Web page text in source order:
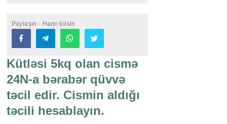
Paylaşın - Hamı bilsin
Kütləsi 5kq olan cismə
24N-a bərabər qüvvə
təcil edir. Cismin aldığı
təcili hesablayın.